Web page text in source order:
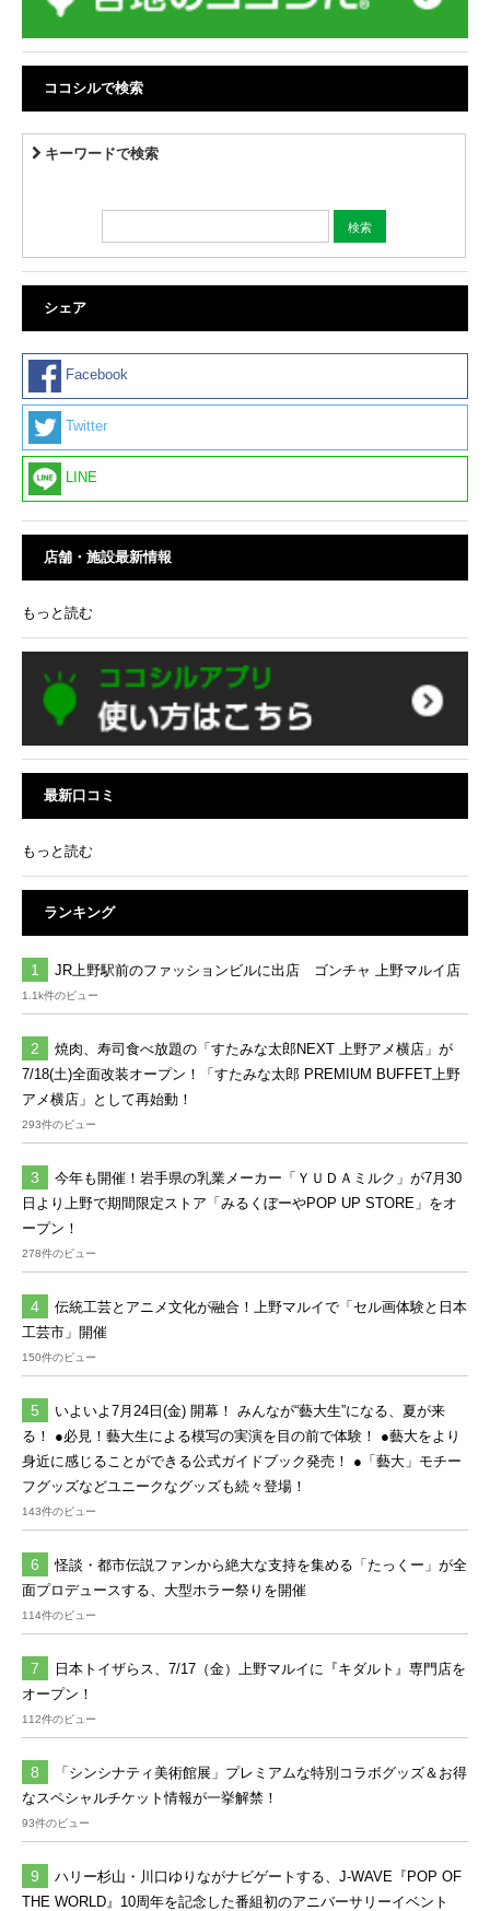
ココシルで検索
キーワードで検索
シェア
Facebook
Twitter
LINE
店舗・施設最新情報
もっと読む
最新口コミ
もっと読む
ランキング
JR上野駅前のファッションビルに出店 ゴンチャ 上野マルイ店
1.1k件のビュー
焼肉、寿司食べ放題の「すたみな太郎NEXT 上野アメ横店」が
7/18(土)全面改装オープン！「すたみな太郎 PREMIUM BUFFET上野
アメ横店」として再始動！
293件のビュー
今年も開催！岩手県の乳業メーカー「ＹＵＤＡミルク」が7月30
日より上野で期間限定ストア「みるくぼーやPOP UP STORE」をオ
ープン！
278件のビュー
伝統工芸とアニメ文化が融合！上野マルイで「セル画体験と日本
工芸市」開催
150件のビュー
いよいよ7月24日(金) 開幕！ みんなが“藝大生”になる、夏が来
る！ ●必見！藝大生による模写の実演を目の前で体験！ ●藝大をより
身近に感じることができる公式ガイドブック発売！ ●「藝大」モチー
フグッズなどユニークなグッズも続々登場！
143件のビュー
怪談・都市伝説ファンから絶大な支持を集める「たっくー」が全
面プロデュースする、大型ホラー祭りを開催
114件のビュー
日本トイザらス、7/17（金）上野マルイに『キダルト』専門店を
オープン！
112件のビュー
「シンシナティ美術館展」プレミアムな特別コラボグッズ＆お得
なスペシャルチケット情報が一挙解禁！
93件のビュー
ハリー杉山・川口ゆりながナビゲートする、J-WAVE『POP OF
THE WORLD』10周年を記念した番組初のアニバーサリーイベント